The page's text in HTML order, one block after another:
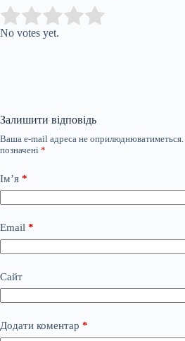
Rate this item:
No votes yet.
Залишити відповідь
Ваша e-mail адреса не оприлюднюватиметься.
позначені *
Ім’я *
Email *
Сайт
Додати коментар *